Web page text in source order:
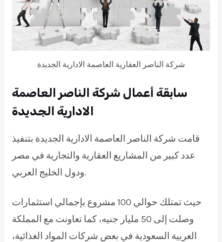
شركة الناصر العقارية العاصمة الادارية الجديدة
سابقة أعمال شركة الناصر العاصمة
الادارية الجديدة
قامت شركة الناصر العاصمة الادارية الجديدة بتنفيذ
عدد كبير من المشاريع العقارية والتجارية في مصر
ودول الخليج العربي.
حيث تمتلك حوالي 100 مشروع بإجمالي استثمارات
وصلت إلى 50 مليار جنيه، كما تعاونت مع المملكة
العربية السعودية في بعض شركات المواد الغذائية،